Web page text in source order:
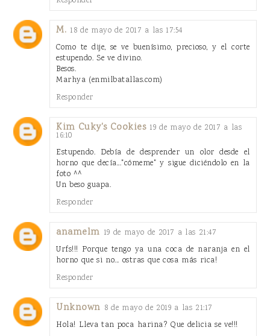
M. 18 de mayo de 2017 a las 17:54
Como te dije, se ve buenísimo, precioso, y el corte
estupendo. Se ve divino.
Besos.
Marhya (enmilbatallas.com)
Responder
Kim Cuky's Cookies 19 de mayo de 2017 a las
16:10
Estupendo. Debía de desprender un olor desde el
horno que decía..."cómeme" y sigue diciéndolo en la
foto ^^
Un beso guapa.
Responder
anamelm 19 de mayo de 2017 a las 21:47
Urfs!!! Porque tengo ya una coca de naranja en el
horno que si no... ostras que cosa más rica!
Responder
Unknown 8 de mayo de 2019 a las 21:17
Hola! Lleva tan poca harina? Que delicia se ve!!!